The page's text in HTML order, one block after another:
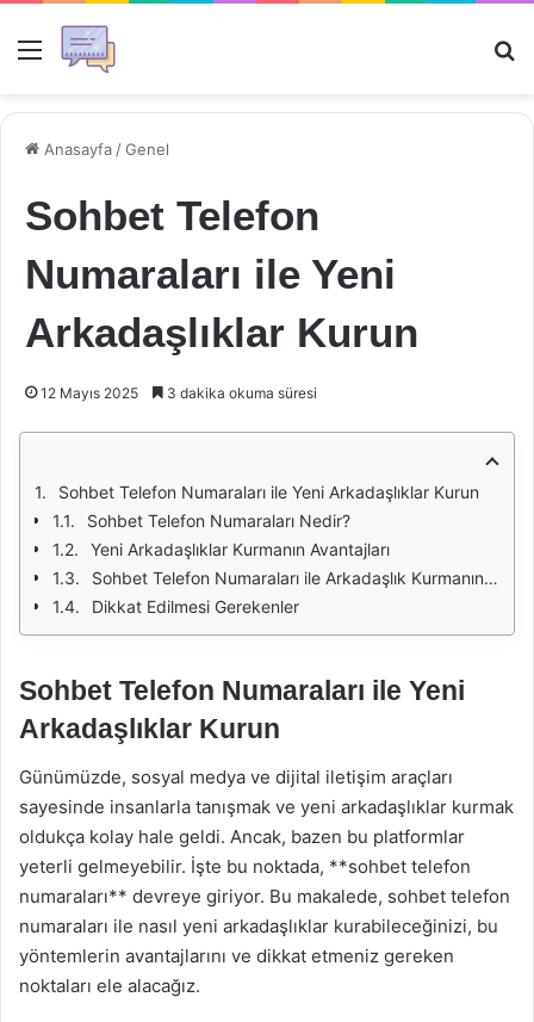
Menü
Anasayfa /Genel
Sohbet Telefon
Numaraları ile Yeni
Arkadaşlıklar Kurun
12 Mayıs 2025 3 dakika okuma süresi
Sohbet Telefon Numaraları ile Yeni Arkadaşlıklar Kurun
Sohbet Telefon Numaraları Nedir?
Yeni Arkadaşlıklar Kurmanın Avantajları
Sohbet Telefon Numaraları ile Arkadaşlık Kurmanın Yöntemleri
Dikkat Edilmesi Gerekenler
Sohbet Telefon Numaraları ile Yeni
Arkadaşlıklar Kurun
Günümüzde, sosyal medya ve dijital iletişim araçları
sayesinde insanlarla tanışmak ve yeni arkadaşlıklar kurmak
oldukça kolay hale geldi. Ancak, bazen bu platformlar
yeterli gelmeyebilir. İşte bu noktada, **sohbet telefon
numaraları** devreye giriyor. Bu makalede, sohbet telefon
numaraları ile nasıl yeni arkadaşlıklar kurabileceğinizi, bu
yöntemlerin avantajlarını ve dikkat etmeniz gereken
noktaları ele alacağız.